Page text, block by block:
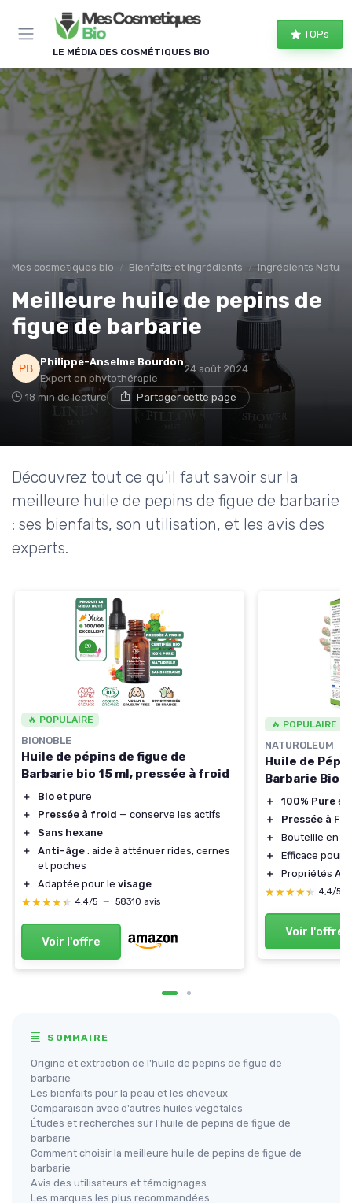
LE MÉDIA DES COSMÉTIQUES BIO
TOPs
Mes cosmetiques bio Bienfaits et Ingrédients Ingrédients
Meilleure huile de pepins de
figue de barbarie
Philippe-Anselme Bourdon
Expert en phytothérapie
24 août 2024
18 min de lecture Partager cette page
Découvrez tout ce qu'il faut savoir sur la
meilleure huile de pepins de figue de barbarie
: ses bienfaits, son utilisation, et les avis des
experts.
🔥 POPULAIRE
BIONOBLE
Huile de pépins de figue de
Barbarie bio 15 ml, pressée à froid
＋ Bio et pure
＋
Pressée à froid — conserve les actifs
＋
Sans hexane
＋
Anti-âge : aide à atténuer rides, cernes
et poches
＋
Adaptée pour le visage
★★★★★
★★★★★ 4,4/5 — 58310 avis
Voir l'offre
🔥 POPULAIRE
NATUROLEUM
Huile de
Barbarie Bio
＋ 100% Pure et
＋
Pressée à
＋
Bouteille en
＋
Efficace pour
＋
Propriétés
★★★★★
★★★★★ 4,4/5
Voir l'offre
SOMMAIRE
Origine et extraction de l'huile de pepins de figue de
barbarie
Les bienfaits pour la peau et les cheveux
Comparaison avec d'autres huiles végétales
Études et recherches sur l'huile de pepins de figue de
barbarie
Comment choisir la meilleure huile de pepins de figue de
barbarie
Avis des utilisateurs et témoignages
Les marques les plus recommandées
Panneau de gestion des cookies